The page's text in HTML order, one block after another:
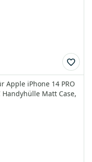
Apple iPhone 14 PRO
Matt Case,